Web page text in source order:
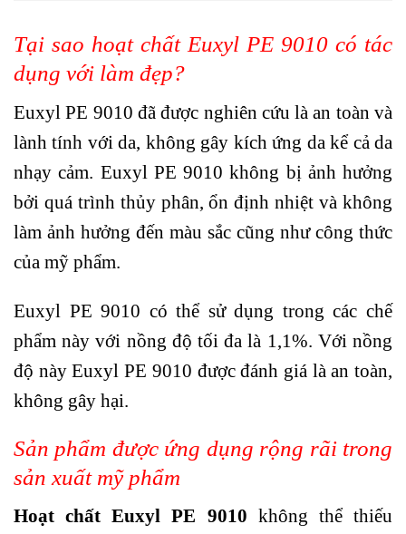
Tại sao hoạt chất Euxyl PE 9010 có tác
dụng với làm đẹp?
Euxyl PE 9010 đã được nghiên cứu là an toàn và
lành tính với da, không gây kích ứng da kể cả da
nhạy cảm. Euxyl PE 9010 không bị ảnh hưởng
bởi quá trình thủy phân, ổn định nhiệt và không
làm ảnh hưởng đến màu sắc cũng như công thức
của mỹ phẩm.
Euxyl PE 9010 có thể sử dụng trong các chế
phẩm này với nồng độ tối đa là 1,1%. Với nồng
độ này Euxyl PE 9010 được đánh giá là an toàn,
không gây hại.
Sản phẩm được ứng dụng rộng rãi trong
sản xuất mỹ phẩm
Hoạt chất Euxyl PE 9010 không thể thiếu